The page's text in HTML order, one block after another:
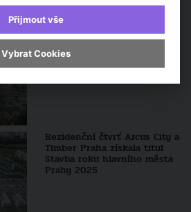
Díky námitkám obyvatel se
Brno zřejmě stane
zelenějším městem
Rezidenční čtvrť Arcus City a
Timber Praha získala titul
Stavba roku hlavního města
Prahy 2025
Přijmout vše
Vybrat Cookies